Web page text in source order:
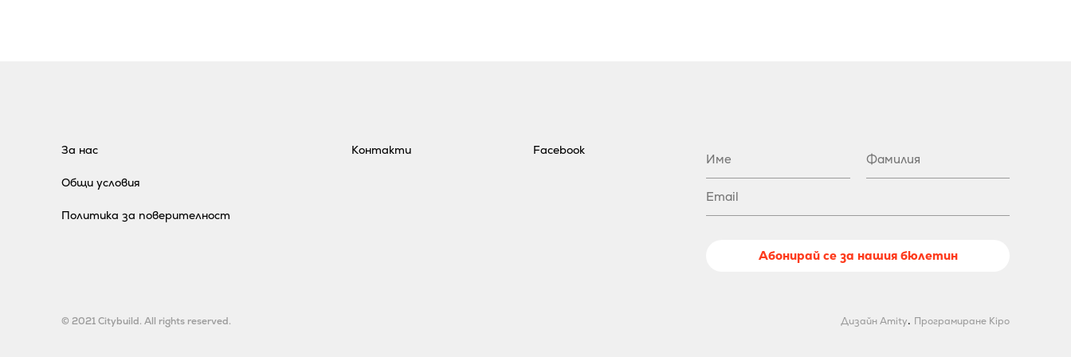
За нас
Общи условия
Политика за поверителност
Контакти Facebook
Абонирай се за нашия бюлетин
© 2021 Citybuild. All rights reserved. Дизайн Amity. Програмиране Kipo